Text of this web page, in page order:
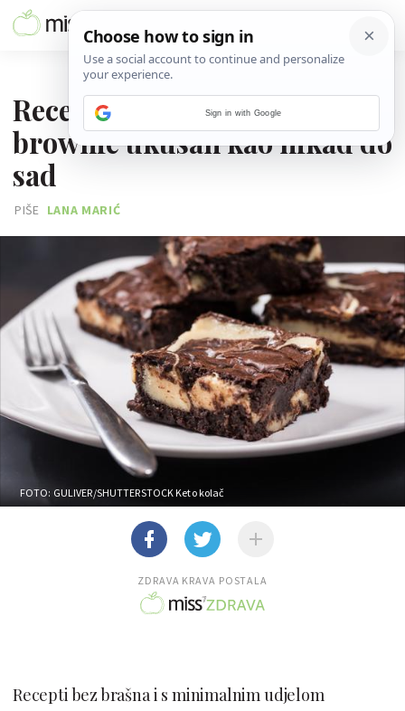
Recept za keto cheesecake
brownie ukusan kao nikad do
sad
PIŠE LANA MARIĆ
FOTO: GULIVER/SHUTTERSTOCKKeto kolač
ZDRAVA KRAVA POSTALA
Recepti bez brašna i s minimalnim udjelom
Sign in with Google